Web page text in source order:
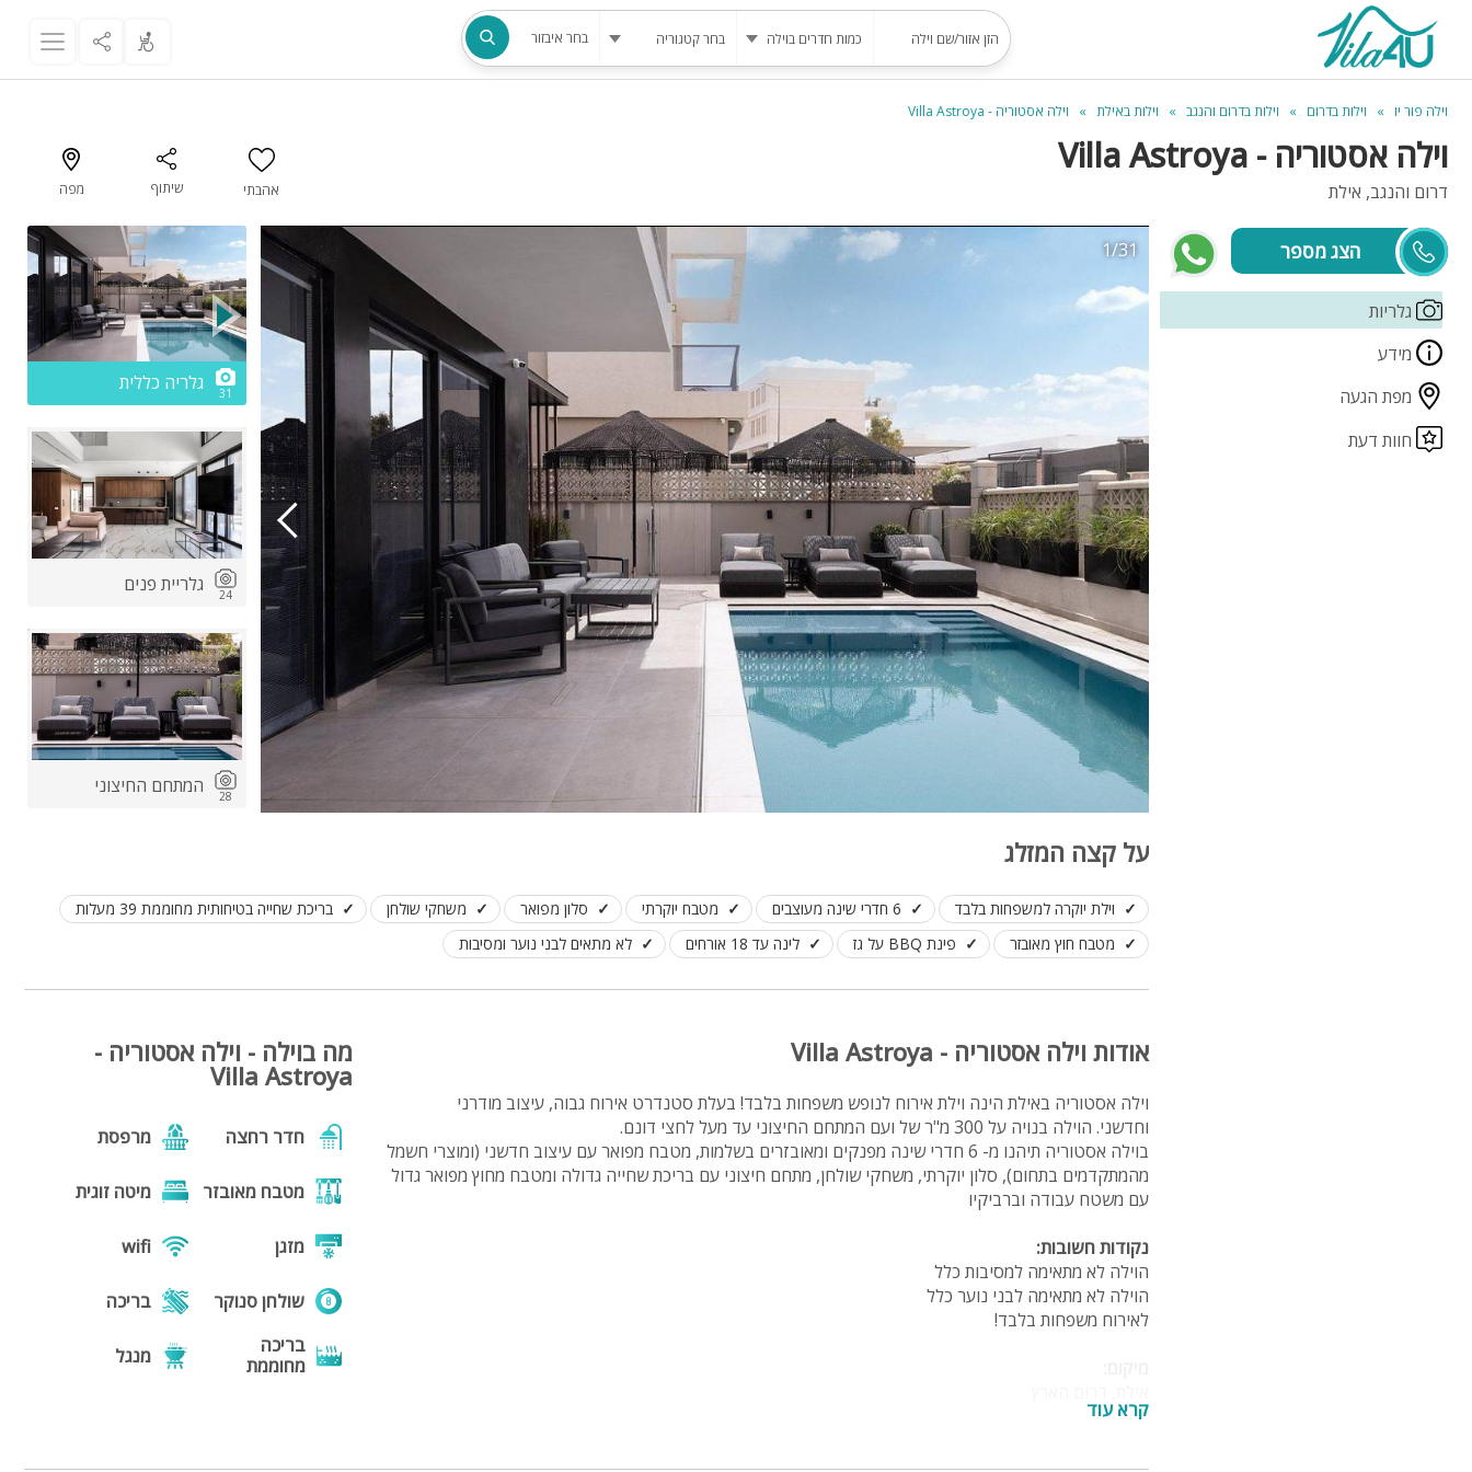
וילה פור יו וילות בדרום וילות בדרום והנגב וילות באילת וילה אסטוריה - Villa Astroya
בחר איבזור
קריוקי
גקוזי
שולחן סנוקר
פלייסטיישן
Xbox
ארוחת בוקר
שולחן פוקר
מקרן
גישה לנכים
מטבח
משפחות
wifi
hot
מחירים
נוף
וילה אסטוריה - Villa Astroya
דרום והנגב, אילת אהבתי שיתוף מפה
גלריות
מידע
מפת הגעה
חוות דעת
1/31
2/31
31 גלריה כללית
24 גלריית פנים
28 המתחם החיצוני
על קצה המזלג
וילת יוקרה למשפחות בלבד 6 חדרי שינה מעוצבים מטבח יוקרתי סלון מפואר משחקי שולחן
בריכת שחייה בטיחותית מחוממת 39 מעלות
מטבח חוץ מאובזר
פינת BBQ על גז לינה עד 18 אורחים לא מתאים לבני נוער ומסיבות
אודות וילה אסטוריה - Villa Astroya
וילה אסטוריה באילת הינה וילת אירוח לנופש משפחות בלבד! בעלת סטנדרט אירוח גבוה, עיצוב מודרני
וחדשני. הוילה בנויה על 300 מ"ר של ועם המתחם החיצוני עד מעל לחצי דונם.
בוילה אסטוריה תיהנו מ- 6 חדרי שינה מפנקים ומאובזרים בשלמות, מטבח מפואר עם עיצוב חדשני (ומוצרי חשמל
מהמתקדמים בתחום), סלון יוקרתי, משחקי שולחן, מתחם חיצוני עם בריכת שחייה גדולה ומטבח מחוץ מפואר גדול
עם משטח עבודה וברביקיו
נקודות חשובות:
הוילה לא מתאימה למסיבות כלל
הוילה לא מתאימה לבני נוער כלל
לאירוח משפחות בלבד!
המצפה התת ימי, ספורט ימי, קניונים, שיט ועוד..
קרא עוד
מה בוילה - וילה אסטוריה -
Villa Astroya
חדר רחצה מרפסת
מטבח מאובזר מיטה זוגית
מזגן wifi
שולחן סנוקר
בריכה
בריכה
מחוממת
מנגל
תאורת גן חצר